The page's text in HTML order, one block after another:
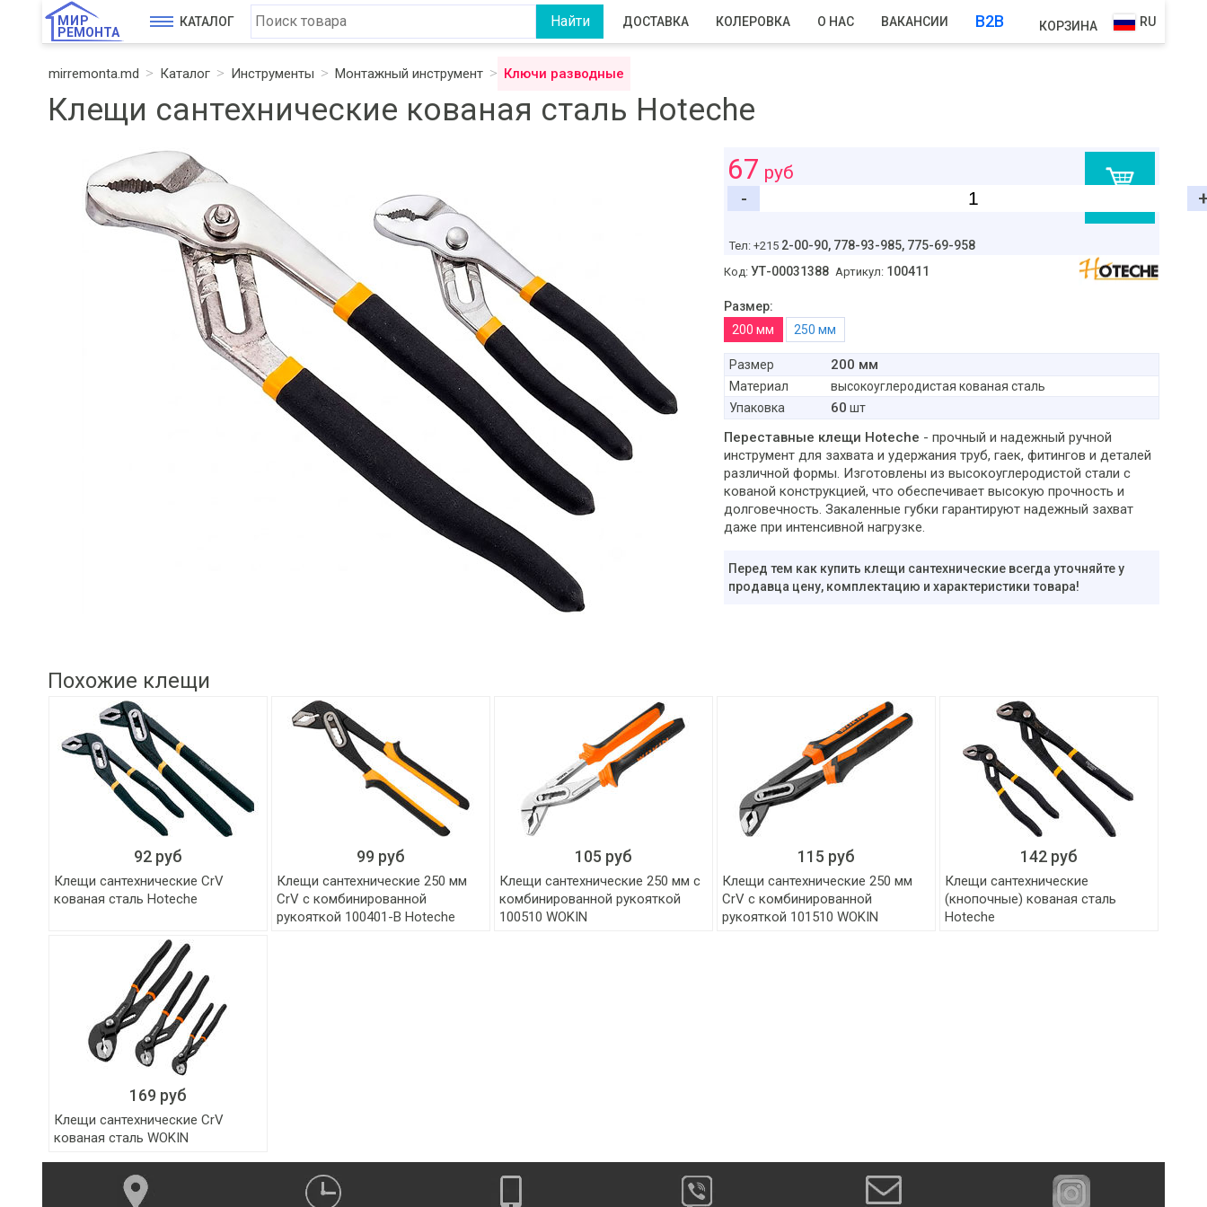
МИР
РЕМОНТА
КАТАЛОГ ДОСТАВКА КОЛЕРОВКА О НАС ВАКАНСИИ B2B КОРЗИНА RU
mirremonta.md Каталог Инструменты Монтажный инструмент Ключи разводные
Клещи сантехнические кованая сталь Hoteche
67 руб
-
Тел: +215 2-00-90, 778-93-985, 775-69-958
Код: УТ-00031388 Артикул: 100411
Размер:
200 мм
250 мм
Размер 200 мм
Материал
высокоуглеродистая кованая сталь
Упаковка
60 шт
Переставные клещи Hoteche - прочный и надежный ручной
инструмент для захвата и удержания труб, гаек, фитингов и деталей
различной формы. Изготовлены из высокоуглеродистой стали с
кованой конструкцией, что обеспечивает высокую прочность и
долговечность. Закаленные губки гарантируют надежный захват
даже при интенсивной нагрузке.
Перед тем как купить клещи сантехнические всегда уточняйте у
продавца цену, комплектацию и характеристики товара!
Похожие клещи
92 руб
Клещи сантехнические CrV
кованая сталь Hoteche
99 руб
Клещи сантехнические 250 мм
CrV с комбинированной
рукояткой 100401-B Hoteche
105 руб
Клещи сантехнические 250 мм с
комбинированной рукояткой
100510 WOKIN
115 руб
Клещи сантехнические 250 мм
CrV с комбинированной
рукояткой 101510 WOKIN
142 руб
Клещи сантехнические
(кнопочные) кованая сталь
Hoteche
169 руб
Клещи сантехнические CrV
кованая сталь WOKIN